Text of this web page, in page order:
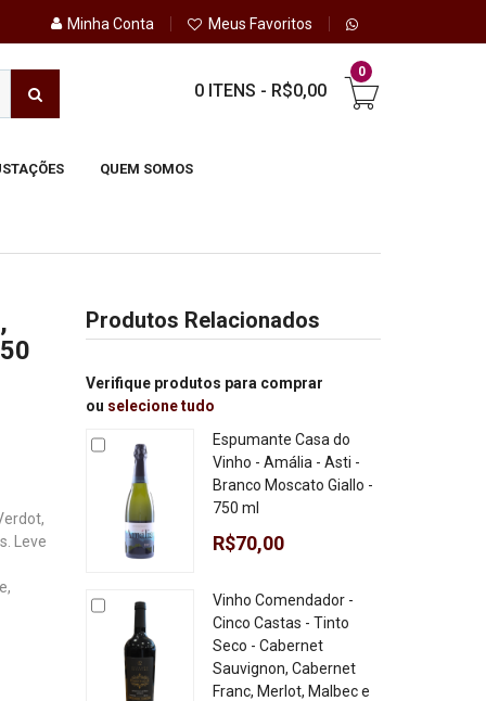
Meus Favoritos
Minha Conta
0
0 ITENS - R$0,00
QUEM SOMOS
Leve
Produtos Relacionados
Verifique produtos para comprar
ou selecione tudo
Espumante Casa do
Vinho - Amália - Asti -
Branco Moscato Giallo -
750 ml
R$70,00
Vinho Comendador -
Cinco Castas - Tinto
Seco - Cabernet
Sauvignon, Cabernet
Franc, Merlot, Malbec e